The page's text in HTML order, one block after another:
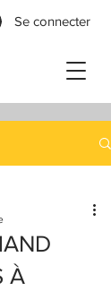
Se connecter
À